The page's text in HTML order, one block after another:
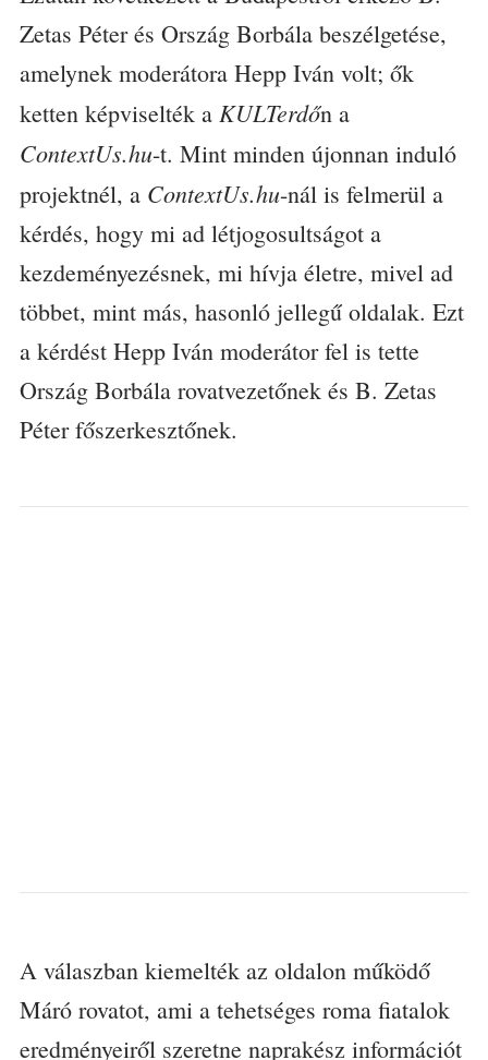
Zetas Péter és Ország Borbála beszélgetése,
amelynek moderátora Hepp Iván volt; ők
ketten képviselték a KULTerdőn a
ContextUs.hu-t. Mint minden újonnan induló
projektnél, a ContextUs.hu-nál is felmerül a
kérdés, hogy mi ad létjogosultságot a
kezdeményezésnek, mi hívja életre, mivel ad
többet, mint más, hasonló jellegű oldalak. Ezt
a kérdést Hepp Iván moderátor fel is tette
Ország Borbála rovatvezetőnek és B. Zetas
Péter főszerkesztőnek.
A válaszban kiemelték az oldalon működő
Máró rovatot, ami a tehetséges roma fiatalok
eredményeiről szeretne naprakész információt